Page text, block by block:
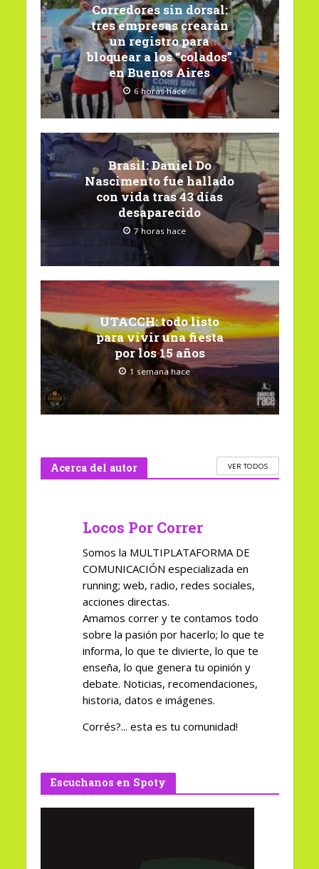
Corredores sin dorsal:
tres empresas crearán
un registro para
bloquear a los “colados”
en Buenos Aires
6 horas hace
Brasil: Daniel Do
Nascimento fue hallado
con vida tras 43 días
desaparecido
7 horas hace
UTACCH: todo listo
para vivir una fiesta
por los 15 años
1 semana hace
Acerca del autor VER TODOS
Locos Por Correr
Somos la MULTIPLATAFORMA DE
COMUNICACIÓN especializada en
running; web, radio, redes sociales,
acciones directas.
Amamos correr y te contamos todo
sobre la pasión por hacerlo; lo que te
informa, lo que te divierte, lo que te
enseña, lo que genera tu opinión y
debate. Noticias, recomendaciones,
historia, datos e imágenes.
Corrés?... esta es tu comunidad!
Escuchanos en Spoty